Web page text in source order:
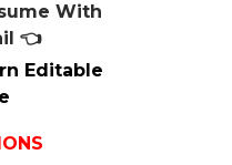
With
👈
Editable